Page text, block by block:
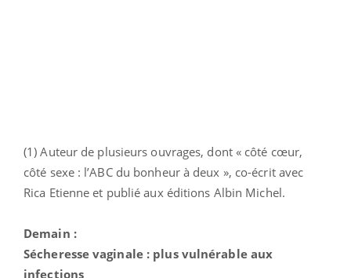
(1) Auteur de plusieurs ouvrages, dont « côté cœur,
côté sexe : l’ABC du bonheur à deux », co-écrit avec
Rica Etienne et publié aux éditions Albin Michel.
Demain :
Sécheresse vaginale : plus vulnérable aux
infections